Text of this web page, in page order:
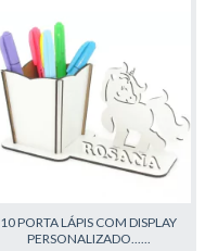
10 PORTA LÁPIS COM DISPLAY
PERSONALIZADO......